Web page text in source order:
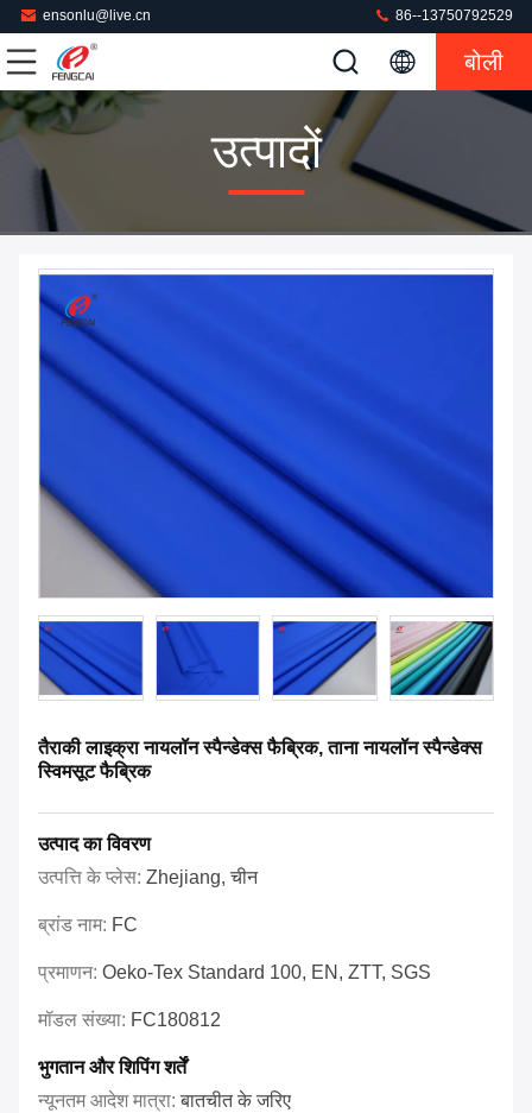
ensonlu@live.cn 86--13750792529
बोली
उत्पादों
तैराकी लाइक्रा नायलॉन स्पैन्डेक्स फैब्रिक, ताना नायलॉन स्पैन्डेक्स
स्विमसूट फैब्रिक
उत्पाद का विवरण
उत्पत्ति के प्लेस: Zhejiang, चीन
ब्रांड नाम: FC
प्रमाणन: Oeko-Tex Standard 100, EN, ZTT, SGS
मॉडल संख्या: FC180812
भुगतान और शिपिंग शर्तें
न्यूनतम आदेश मात्रा:बातचीत के जरिए